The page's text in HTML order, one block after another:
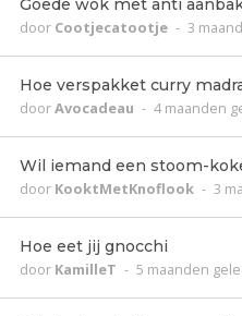
Goede wok met anti
door Cootjecatootje - 3
Hoe verspakket curry
doorAvocadeau - 4 maanden
Wil iemand een stoom-
door KooktMetKnoflook - 3
Hoe eet jij gnocchi
door KamilleT - 5 maanden